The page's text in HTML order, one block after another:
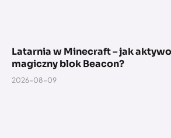
Latarnia w Minecraft – jak
magiczny blok Beacon?
2026-08-09